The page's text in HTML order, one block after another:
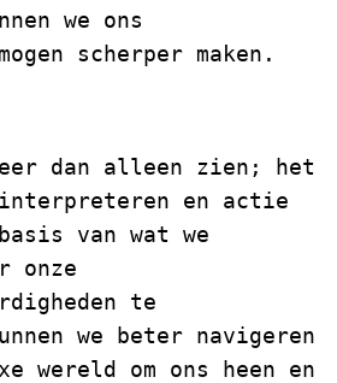
we ons
scherper maken.
dan alleen zien; het
en actie
van wat we
onze
te
we beter navigeren
wereld om ons heen en